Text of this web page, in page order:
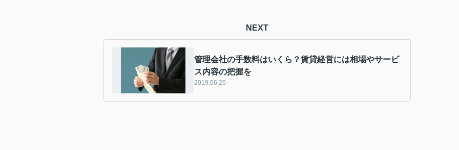
NEXT
管理会社の手数料はいくら？賃貸経営には相場やサービ
ス内容の把握を
2019.06.25